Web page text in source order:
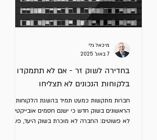
בחדירה לשוק זר - אם לא תתמקדו
בלקוחות הנכונים לא תצליחו
חברות מתקשות כמעט תמיד בהשגת הלקוחות
הראשונים בשוק חדש כי ישנם חסמים אובייקטיביים
לא פשוטים: החברה לא מוכרת בשוק היעד, פערי
מיכאל גלי
7 באוג׳ 2025